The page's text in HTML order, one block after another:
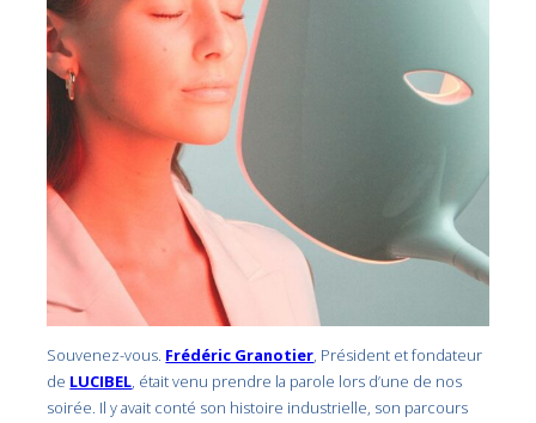
Souvenez-vous. Frédéric Granotier, Président et fondateur
de LUCIBEL, était venu prendre la parole lors d’une de nos
soirée. Il y avait conté son histoire industrielle, son parcours